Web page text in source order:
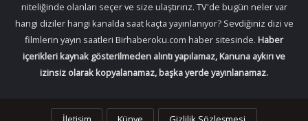
niteliğinde olanları seçer ve size ulaştırırız. TV'de bugün neler var
hangi diziler hangi kanalda saat kaçta yayınlanıyor? Sevdiğiniz dizi ve
filmlerin yayın saatleri Birhaberoku.com haber sitesinde. Haber
içerikleri kaynak gösterilmeden alıntı yapılamaz, Kanuna aykırı ve
izinsiz olarak kopyalanamaz, başka yerde yayınlanamaz.